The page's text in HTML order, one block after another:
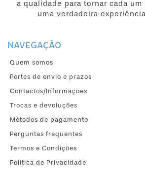
a qualidade para tornar cada um
uma verdadeira experiência
NAVEGAÇÃO
Quem somos
Portes de envio e prazos
Contactos/Informações
Trocas e devoluções
Métodos de pagamento
Perguntas frequentes
Termos e Condições
Política de Privacidade